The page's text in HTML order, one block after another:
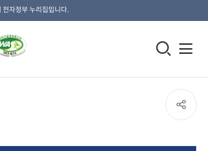
전자정부 누리집입니다.
모
SNS